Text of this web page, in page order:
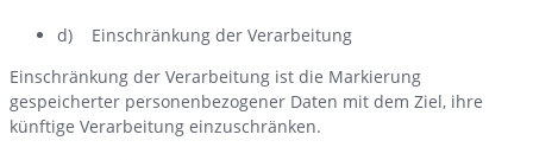
d) Einschränkung der Verarbeitung
Einschränkung der Verarbeitung ist die Markierung
gespeicherter personenbezogener Daten mit dem Ziel, ihre
künftige Verarbeitung einzuschränken.